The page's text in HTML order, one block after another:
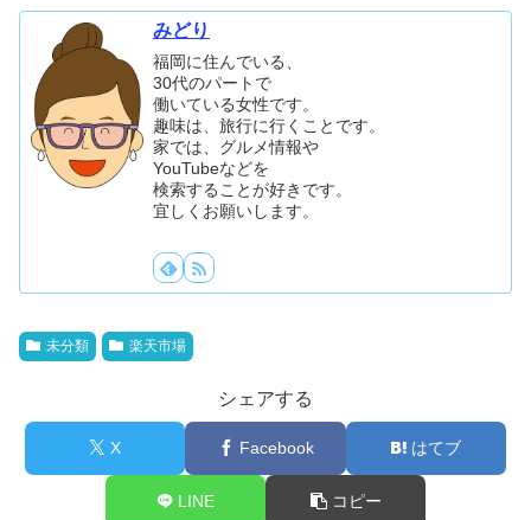
みどり
福岡に住んでいる、
30代のパートで
働いている女性です。
趣味は、旅行に行くことです。
家では、グルメ情報や
YouTubeなどを
検索することが好きです。
宜しくお願いします。
未分類 楽天市場
シェアする
X Facebook はてブ
LINE コピー